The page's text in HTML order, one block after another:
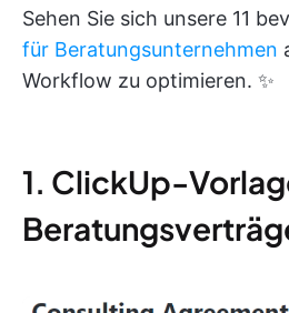
Sehen Sie sich unsere 11
für Beratungsunternehmen
Workflow zu optimieren. ✨
1. ClickUp-